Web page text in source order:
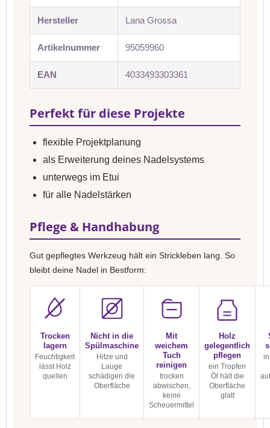
Hersteller Lana Grossa
Artikelnummer 95059960
EAN 4033493303361
Perfekt für diese Projekte
flexible Projektplanung
als Erweiterung deines Nadelsystems
unterwegs im Etui
für alle Nadelstärken
Pflege & Handhabung
Gut gepflegtes Werkzeug hält ein Strickleben lang. So
bleibt deine Nadel in Bestform:
Trocken
lagern
Feuchtigkeit
lässt Holz
quellen
Nicht in die
Spülmaschine
Hitze und
Lauge
schädigen die
Oberfläche
Mit
weichem
Tuch
reinigen
trocken
abwischen,
keine
Scheuermittel
Holz
gelegentlich
pflegen
ein Tropfen
Öl hält die
Oberfläche
glatt